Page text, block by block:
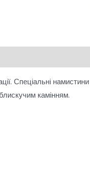
Спеціальні
камінням.